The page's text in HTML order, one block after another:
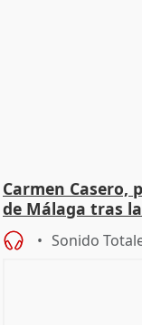
Carmen Casero,
de Málaga tras
Sonido